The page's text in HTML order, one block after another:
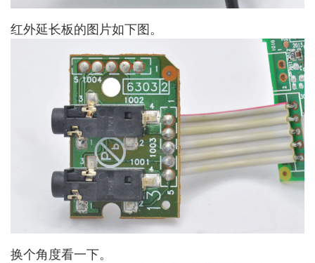
红外延长板的图片如下图。
换个角度看一下。